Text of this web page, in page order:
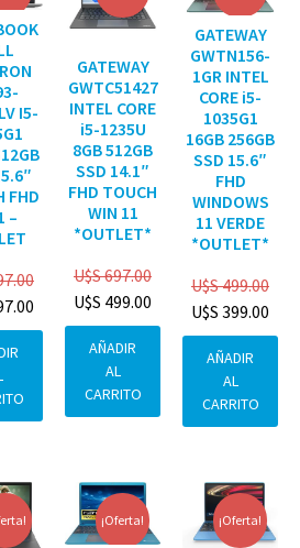
I5-
FHD
–
GATEWAY
GWTC51427
INTEL CORE
i5-1235U
8GB 512GB
SSD 14.1″
FHD TOUCH
WIN 11
*OUTLET*
U$S697.00
U$S 499.00
AÑADIR
AL
CARRITO
GATEWAY
GWTN156-
1GR INTEL
CORE i5-
1035G1
16GB 256GB
SSD 15.6″
FHD
WINDOWS
11 VERDE
*OUTLET*
U$S499.00
U$S 399.00
AÑADIR
AL
CARRITO
¡Oferta! ¡Oferta!